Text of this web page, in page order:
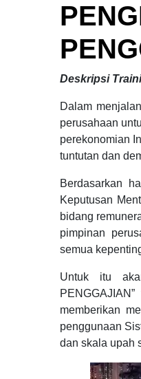
Deskripsi
Dalam
perusahaan
perekonomian
tuntutan dan
Berdasarkan
Keputusan
bidang
pimpinan
semua
Untuk itu
memberikan
penggunaan
dan skala upah